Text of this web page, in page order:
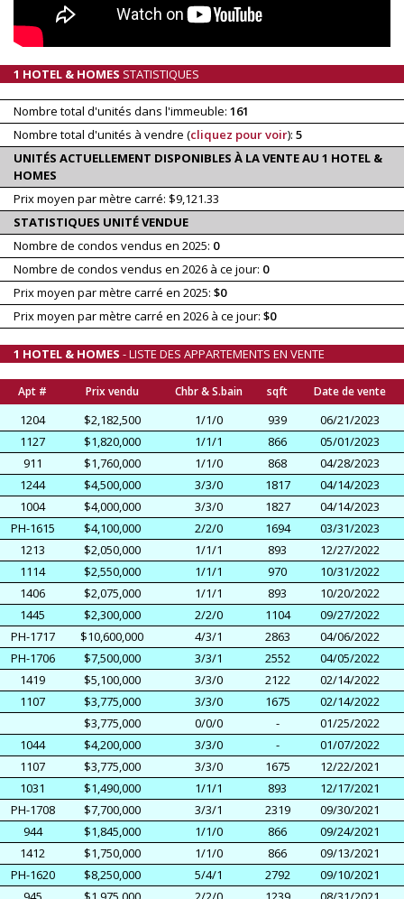
1 HOTEL & HOMES STATISTIQUES
Nombre total d'unités dans l'immeuble: 161
Nombre total d'unités à vendre (cliquez pour voir): 5
UNITÉS ACTUELLEMENT DISPONIBLES À LA VENTE AU 1 HOTEL &
HOMES
Prix moyen par mètre carré: $9,121.33
STATISTIQUES UNITÉ VENDUE
Nombre de condos vendus en 2025: 0
Nombre de condos vendus en 2026 à ce jour: 0
Prix moyen par mètre carré en 2025: $0
Prix moyen par mètre carré en 2026 à ce jour: $0
1 HOTEL & HOMES - LISTE DES APPARTEMENTS EN VENTE
Apt # Prix vendu Chbr & S.bain sqft Date de vente
1204 $2,182,500 1/1/0 939
06/21/2023
1127
$1,820,000 1/1/1 866
05/01/2023
911
$1,760,000 1/1/0 868
04/28/2023
1244
$4,500,000 3/3/0 1817
04/14/2023
1004
$4,000,000 3/3/0 1827
04/14/2023
PH-1615
$4,100,000 2/2/0 1694
03/31/2023
1213
$2,050,000 1/1/1 893
12/27/2022
1114
$2,550,000 1/1/1 970
10/31/2022
1406
$2,075,000 1/1/1 893
10/20/2022
1445
$2,300,000 2/2/0 1104
09/27/2022
PH-1717
$10,600,000 4/3/1 2863
04/06/2022
PH-1706
$7,500,000 3/3/1 2552
04/05/2022
1419
$5,100,000 3/3/0 2122
02/14/2022
1107
$3,775,000 3/3/0 1675
02/14/2022
$3,775,000
0/0/0 -
01/25/2022
1044
$4,200,000 3/3/0 -
01/07/2022
1107
$3,775,000 3/3/0 1675
12/22/2021
1031
$1,490,000 1/1/1 893
12/17/2021
PH-1708
$7,700,000 3/3/1 2319
09/30/2021
944
$1,845,000 1/1/0 866
09/24/2021
1412
$1,750,000 1/1/0 866
09/13/2021
PH-1620
$8,250,000 5/4/1 2792
09/10/2021